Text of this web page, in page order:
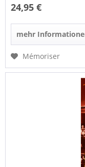
24,95 €
mehr
Mémoriser